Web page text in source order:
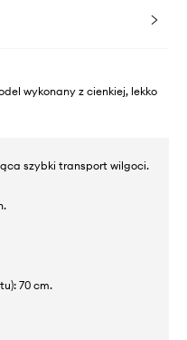
wykonany z cienkiej, lekko
szybki transport wilgoci.
70 cm.